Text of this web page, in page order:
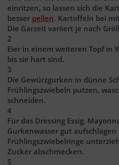
einritzen, so lassen sich die
besser pellen. Kartoffeln bei
Die Garzeit variiert je nach
2
Eier in einem weiteren Topf in
bis sie hart sind.
3
Die Gewürzgurken in dünne
Frühlingszwiebeln putzen,
schneiden.
4
Für das Dressing Essig,
Gurkenwasser gut aufschlagen
Frühlingszwiebelringe
Zucker abschmecken.
5